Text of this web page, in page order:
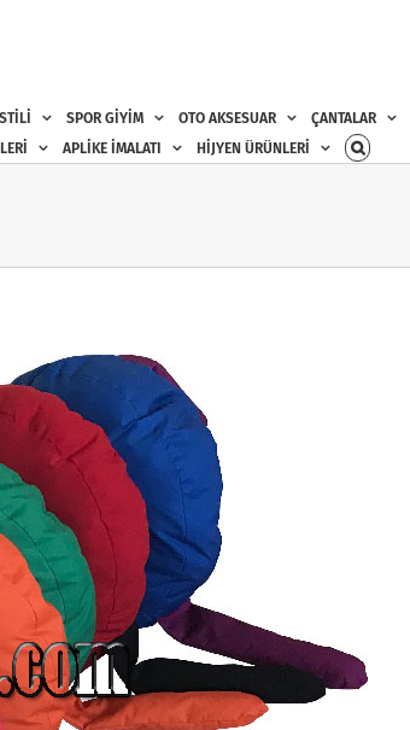
SPOR GİYİM OTO AKSESUAR ÇANTALAR
APLİKE İMALATI HİJYEN ÜRÜNLERİ